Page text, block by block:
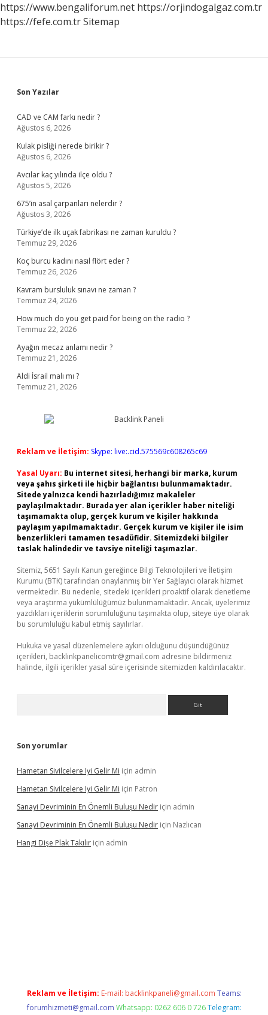
https://www.bengaliforum.net https://orjindogalgaz.com.tr
https://fefe.com.trSitemap
Sidebar
Son Yazılar
CAD ve CAM farkı nedir ?
Ağustos 6, 2026
Kulak pisliği nerede birikir ?
Ağustos 6, 2026
Avcılar kaç yılında ilçe oldu ?
Ağustos 5, 2026
675’in asal çarpanları nelerdir ?
Ağustos 3, 2026
Türkiye’de ilk uçak fabrikası ne zaman kuruldu ?
Temmuz 29, 2026
Koç burcu kadını nasıl flört eder ?
Temmuz 26, 2026
Kavram bursluluk sınavı ne zaman ?
Temmuz 24, 2026
How much do you get paid for being on the radio ?
Temmuz 22, 2026
Ayağın mecaz anlamı nedir ?
Temmuz 21, 2026
Aldi İsrail malı mı ?
Temmuz 21, 2026
Reklam ve İletişim: Skype: live:.cid.575569c608265c69
Yasal Uyarı: Bu internet sitesi, herhangi bir marka, kurum
veya şahıs şirketi ile hiçbir bağlantısı bulunmamaktadır.
Sitede yalnızca kendi hazırladığımız makaleler
paylaşılmaktadır. Burada yer alan içerikler haber niteliği
taşımamakta olup, gerçek kurum ve kişiler hakkında
paylaşım yapılmamaktadır. Gerçek kurum ve kişiler ile isim
benzerlikleri tamamen tesadüfidir. Sitemizdeki bilgiler
taslak halindedir ve tavsiye niteliği taşımazlar.
Sitemiz, 5651 Sayılı Kanun gereğince Bilgi Teknolojileri ve İletişim
Kurumu (BTK) tarafından onaylanmış bir Yer Sağlayıcı olarak hizmet
vermektedir. Bu nedenle, sitedeki içerikleri proaktif olarak denetleme
veya araştırma yükümlülüğümüz bulunmamaktadır. Ancak, üyelerimiz
yazdıkları içeriklerin sorumluluğunu taşımakta olup, siteye üye olarak
bu sorumluluğu kabul etmiş sayılırlar.
Hukuka ve yasal düzenlemelere aykırı olduğunu düşündüğünüz
içerikleri, backlinkpanelicomtr@gmail.com adresine bildirmeniz
halinde, ilgili içerikler yasal süre içerisinde sitemizden kaldırılacaktır.
Son yorumlar
Hametan Sivilcelere Iyi Gelir Mi için admin
Hametan Sivilcelere Iyi Gelir Mi için Patron
Sanayi Devriminin En Önemli Buluşu Nedir için admin
Sanayi Devriminin En Önemli Buluşu Nedir için Nazlıcan
Hangi Dişe Plak Takılır için admin
Reklam ve İletişim: E-mail: backlinkpaneli@gmail.com Teams:
forumhizmeti@gmail.com Whatsapp: 0262 606 0 726 Telegram: